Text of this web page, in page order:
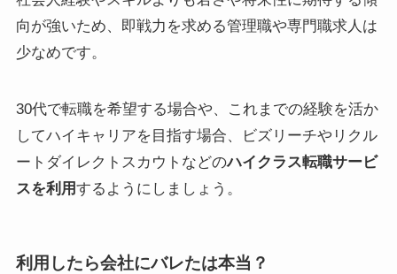
向が強いため、即戦力を求める管理職や専門職求人は
少なめです。
30代で転職を希望する場合や、これまでの経験を活か
してハイキャリアを目指す場合、ビズリーチやリクル
ートダイレクトスカウトなどのハイクラス転職サービ
スを利用するようにしましょう。
利用したら会社にバレたは本当？